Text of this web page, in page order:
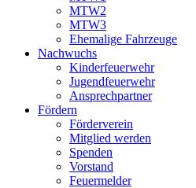
MTW2
MTW3
Ehemalige Fahrzeuge
Nachwuchs
Kinderfeuerwehr
Jugendfeuerwehr
Ansprechpartner
Fördern
Förderverein
Mitglied werden
Spenden
Vorstand
Feuermelder